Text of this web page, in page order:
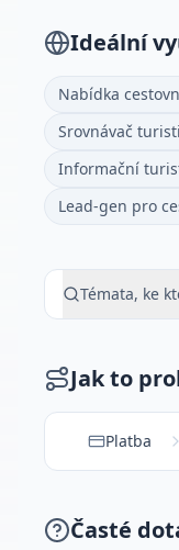
Ideální
Nabídka
Srovnávač
Informační
Lead-gen pro
Témata, ke
Jak to
Platba
Časté